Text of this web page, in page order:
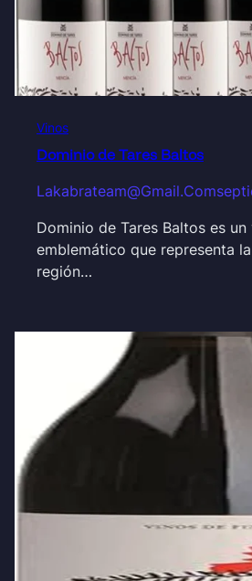
Vinos
Dominio de Tares Baltos
Lakabrateam@gmail.com
Dominio de Tares Baltos es un
emblemático que representa
región…